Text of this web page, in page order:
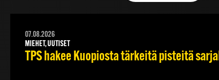
07.08.2026
MIEHET, UUTISET
TPS hakee Kuopiosta tärkeitä pisteitä